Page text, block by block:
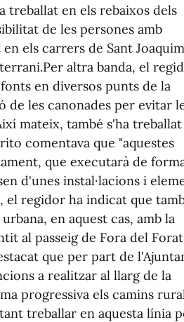
treballat en els rebaixos dels
de les persones amb
els carrers de Sant
altra banda, el
en diversos punts de la
de les canonades per evitar
mateix, també s'ha treballat
comentava que "aquestes
que executarà de
d'unes instal·lacions i
el regidor ha indicat que
en aquest cas, amb la
al passeig de Fora del
que per part de
a realitzar al llarg de la
progressiva els camins
treballar en aquesta línia